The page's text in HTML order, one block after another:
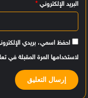
البريد الإلكتروني *
احفظ اسمي، بريدي
لاستخدامها المرة المقبلة في